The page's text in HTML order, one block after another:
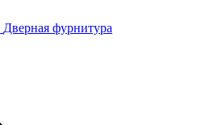
Дверная фурнитура